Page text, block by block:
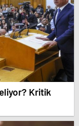
Kritik